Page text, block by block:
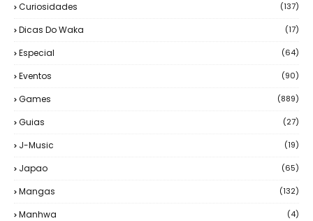
Curiosidades (137)
Dicas Do Waka (17)
Especial (64)
Eventos (90)
Games (889)
Guias (27)
J-Music (19)
Japao (65)
Mangas (132)
Manhwa (4)